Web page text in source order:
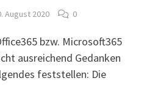
August 2020 0
bzw. Microsoft365
ausreichend Gedanken
feststellen: Die